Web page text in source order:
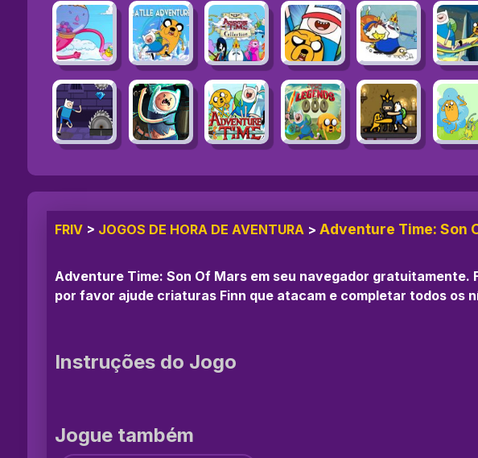
FRIV > JOGOS DE HORA DE AVENTURA > Adventure Time: Son
Adventure Time: Son Of Mars em seu navegador
por favor ajude criaturas Finn que atacam e completar todos os
Instruções do Jogo
Jogue também